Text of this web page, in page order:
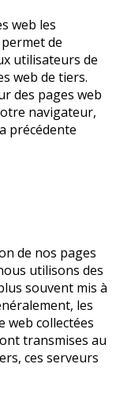
web les
de
utilisateurs de
web de tiers.
des pages web
navigateur,
précédente
de nos pages
utilisons des
souvent mis à
les
web collectées
transmises au
ces serveurs